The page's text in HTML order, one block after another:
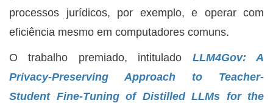
processos jurídicos, por exemplo, e operar com
eficiência mesmo em computadores comuns.
O trabalho premiado, intitulado LLM4Gov: A
Privacy-Preserving Approach to Teacher-
Student Fine-Tuning of Distilled LLMs for the